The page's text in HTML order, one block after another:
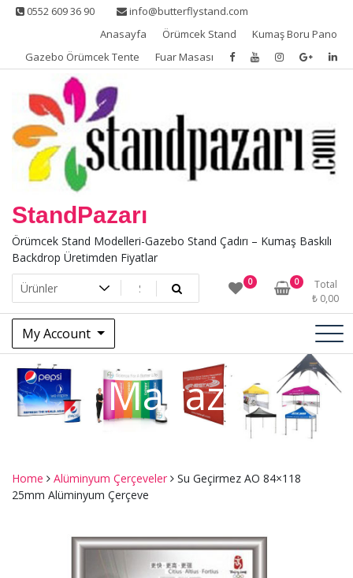
Skip 0552 609 36 90
info@butterflystand.com
Anasayfa
Örümcek Stand
Kumaş Boru Pano
Gazebo Örümcek Tente
Fuar Masası
StandPazarı
Örümcek Stand Modelleri-Gazebo Stand Çadırı – Kumaş Baskılı
Backdrop Üretimden Fiyatlar
0 0
Total
₺ 0,00
My Account
Mağaza
Home Alüminyum Çerçeveler
Su Geçirmez AO 84×118
25mm Alüminyum Çerçeve